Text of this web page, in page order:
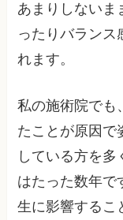
あまりしないま
ったりバランス
れます。
私の施術院でも
たことが原因で
している方を
はたった数年で
生に影響するこ